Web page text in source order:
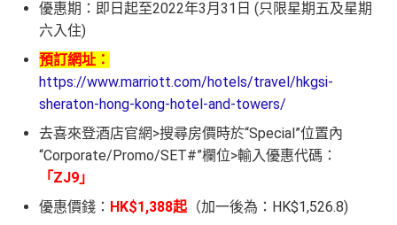
優惠期：即日起至2022年3月31日 (只限星期五及星期
六入住)
預訂網址：
https://www.marriott.com/hotels/travel/hkgsi-
sheraton-hong-kong-hotel-and-towers/
去喜來登酒店官網>搜尋房價時於“Special”位置內
“Corporate/Promo/SET#”欄位>輸入優惠代碼：
「ZJ9」
優惠價錢： HK$1,388起 （加一後為：HK$1,526.8)